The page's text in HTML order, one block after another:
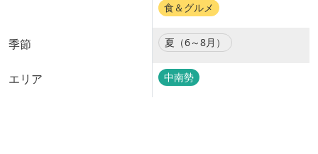
食＆グルメ
季節 夏（6～8月）
エリア 中南勢